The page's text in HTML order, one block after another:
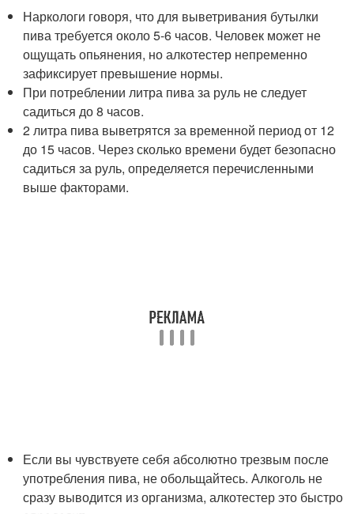
Наркологи говоря, что для выветривания бутылки
пива требуется около 5-6 часов. Человек может не
ощущать опьянения, но алкотестер непременно
зафиксирует превышение нормы.
При потреблении литра пива за руль не следует
садиться до 8 часов.
2 литра пива выветрятся за временной период от 12
до 15 часов. Через сколько времени будет безопасно
садиться за руль, определяется перечисленными
выше факторами.
Если вы чувствуете себя абсолютно трезвым после
употребления пива, не обольщайтесь. Алкоголь не
сразу выводится из организма, алкотестер это быстро